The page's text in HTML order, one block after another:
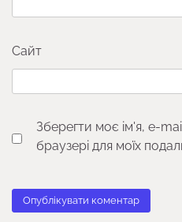
Сайт
Зберегти моє ім'я, e-
браузері для моїх